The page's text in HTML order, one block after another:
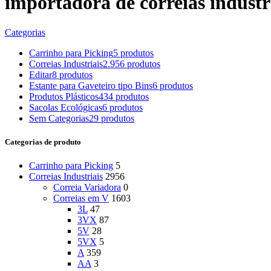
Categorias
Carrinho para Picking5 produtos
Correias Industriais2.956 produtos
Editar8 produtos
Estante para Gaveteiro tipo Bins6 produtos
Produtos Plásticos434 produtos
Sacolas Ecológicas6 produtos
Sem Categorias29 produtos
Categorias de produto
Carrinho para Picking 5
Correias Industriais 2956
Correia Variadora 0
Correias em V 1603
3L 47
3VX 87
5V 28
5VX 5
A 359
AA 3